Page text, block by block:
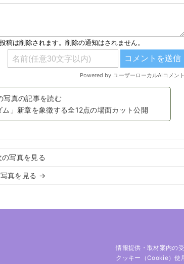
写真の記事を読む
」新章を象徴する全12点の場面カット公開
写真を見る
真を見る →
情報提供・取材案内の
クッキー（cookie）使